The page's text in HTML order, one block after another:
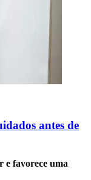
antes de
e favorece uma